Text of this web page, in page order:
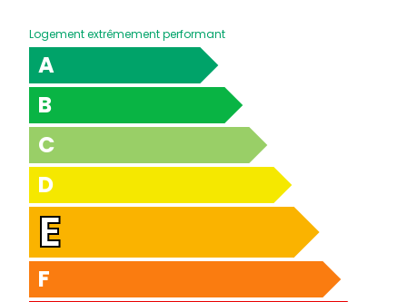
Logement extrêmement performant
A
B
C
D
E
F